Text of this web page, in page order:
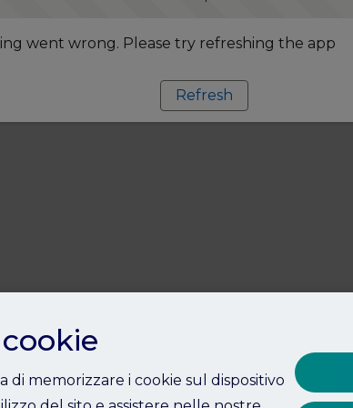
went wrong. Please try refreshing the app
Refresh
memorizzare i cookie sul dispositivo